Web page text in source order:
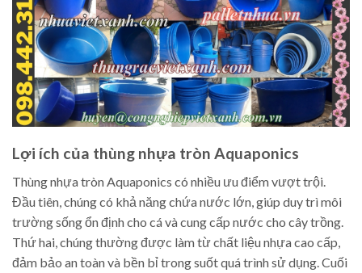
Lợi ích của thùng nhựa tròn Aquaponics
Thùng nhựa tròn Aquaponics có nhiều ưu điểm vượt trội.
Đầu tiên, chúng có khả năng chứa nước lớn, giúp duy trì môi
trường sống ổn định cho cá và cung cấp nước cho cây trồng.
Thứ hai, chúng thường được làm từ chất liệu nhựa cao cấp,
đảm bảo an toàn và bền bỉ trong suốt quá trình sử dụng. Cuối